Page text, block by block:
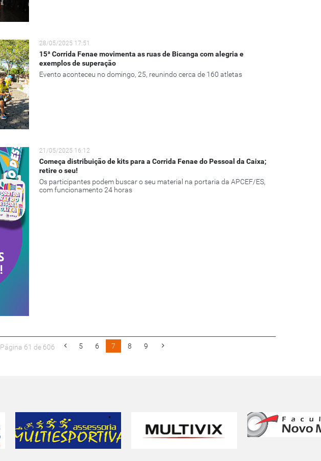
28/05/2025 17:51
15ª Corrida Fenae movimenta as ruas de Bicanga com alegria e
exemplos de superação
Evento aconteceu no domingo, 25, reunindo cerca de 160 atletas
21/05/2025 16:12
Começa distribuição de kits para a Corrida Fenae do Pessoal da Caixa;
retire o seu!
Os participantes podem buscar o seu material na portaria da APCEF/ES,
com funcionamento 24 horas
Página 61 de 606 5 6 7 8 9